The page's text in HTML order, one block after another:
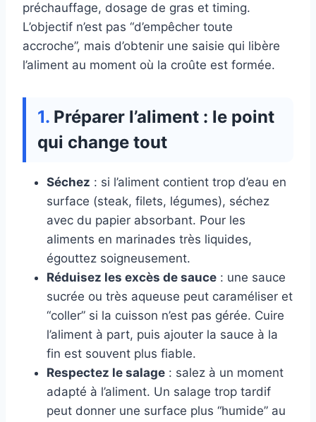
préchauffage, dosage de gras et timing.
L’objectif n’est pas “d’empêcher toute
accroche”, mais d’obtenir une saisie qui libère
l’aliment au moment où la croûte est formée.
Préparer l’aliment : le point
qui change tout
Séchez : si l’aliment contient trop d’eau en
surface (steak, filets, légumes), séchez
avec du papier absorbant. Pour les
aliments en marinades très liquides,
égouttez soigneusement.
Réduisez les excès de sauce : une sauce
sucrée ou très aqueuse peut caraméliser et
“coller” si la cuisson n’est pas gérée. Cuire
l’aliment à part, puis ajouter la sauce à la
fin est souvent plus fiable.
Respectez le salage : salez à un moment
adapté à l’aliment. Un salage trop tardif
peut donner une surface plus “humide” au